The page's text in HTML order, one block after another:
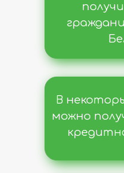
В
можно